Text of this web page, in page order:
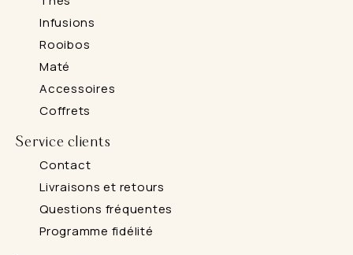
Infusions
Rooibos
Maté
Accessoires
Coffrets
Service clients
Contact
Livraisons et retours
Questions fréquentes
Programme fidélité